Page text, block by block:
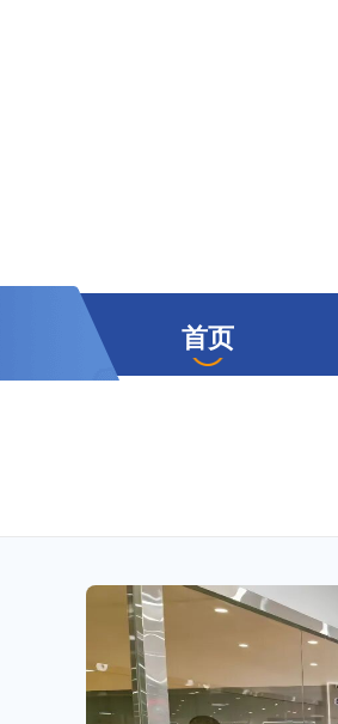
首页